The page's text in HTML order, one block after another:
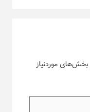
بخش‌های موردنیاز